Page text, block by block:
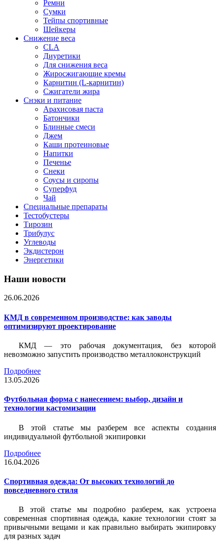
Ремни
Сумки
Тейпы спортивные
Шейкеры
Снижение веса
CLA
Диуретики
Для снижения веса
Жиросжигающие кремы
Карнитин (L-карнитин)
Сжигатели жира
Снэки и питание
Арахисовая паста
Батончики
Блинные смеси
Джем
Каши протеиновые
Напитки
Печенье
Снеки
Соусы и сиропы
Суперфуд
Чай
Специальные препараты
Тестобустеры
Тирозин
Трибулус
Углеводы
Экдистерон
Энергетики
Наши новости
26.06.2026
КМД в современном производстве: как заводы
оптимизируют проектирование
КМД — это рабочая документация, без которой
невозможно запустить производство металлоконструкций
Подробнее
13.05.2026
Футбольная форма с нанесением: выбор, дизайн и
технологии кастомизации
В этой статье мы разберем все аспекты создания
индивидуальной футбольной экипировки
Подробнее
16.04.2026
Спортивная одежда: От высоких технологий до
повседневного стиля
В этой статье мы подробно разберем, как устроена
современная спортивная одежда, какие технологии стоят за
привычными вещами и как правильно выбирать экипировку
для разных задач